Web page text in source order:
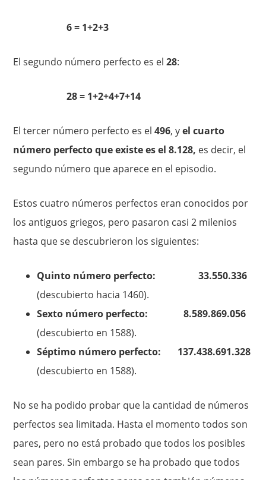
6 = 1+2+3
El segundo número perfecto es el28:
28 = 1+2+4+7+14
El tercer número perfecto es el496, yel cuarto
número perfecto que existe es el 8.128, es decir, el
segundo número que aparece en el episodio.
Estos cuatro números perfectos eran conocidos por
los antiguos griegos, pero pasaron casi 2 milenios
hasta que se descubrieron los siguientes:
Quinto número perfecto: 33.550.336
(descubierto hacia 1460).
Sexto número perfecto: 8.589.869.056
(descubierto en 1588).
Séptimo número perfecto: 137.438.691.328
(descubierto en 1588).
No se ha podido probar que la cantidad de números
perfectos sea limitada. Hasta el momento todos son
pares, pero no está probado que todos los posibles
sean pares. Sin embargo se ha probado que todos